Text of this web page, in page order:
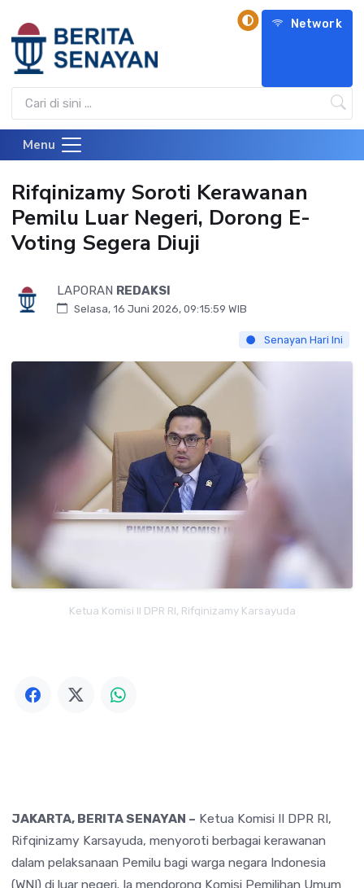
Network
Menu
Rifqinizamy Soroti Kerawanan
Pemilu Luar Negeri, Dorong E-
Voting Segera Diuji
LAPORAN REDAKSI
Selasa, 16 Juni 2026, 09:15:59 WIB
Senayan Hari Ini
Ketua Komisi II DPR RI, Rifqinizamy Karsayuda
JAKARTA, BERITA SENAYAN – Ketua Komisi II DPR RI,
Rifqinizamy Karsayuda, menyoroti berbagai kerawanan
dalam pelaksanaan Pemilu bagi warga negara Indonesia
(WNI) di luar negeri. Ia mendorong Komisi Pemilihan Umum